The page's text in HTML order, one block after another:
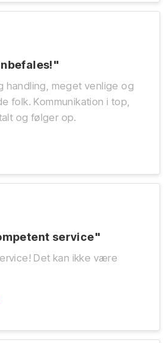
handling, meget venlige og
folk. Kommunikation i top,
og følger op.
service"
Det kan ikke være